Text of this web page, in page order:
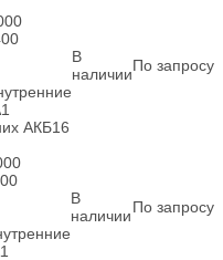
1
АКБ16
В
наличииПо запросу
1
В
наличииПо запросу